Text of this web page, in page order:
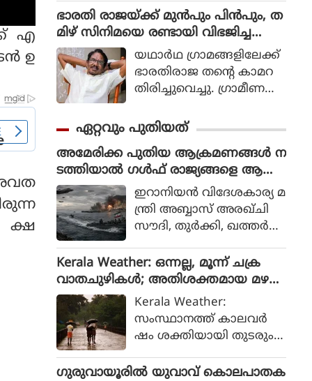
എ
ഉ
ക്ഷ
ലിയ സിനിമയിലെത്തുന്ന
ത്.
ഭാരതി രാജയ്ക്ക് മുൻപും പിൻപും, ത
മിഴ് സിനിമയെ രണ്ടായി വിഭജിച്ച
സംവിധായകൻ, ഭാരതി രാജ വിട പറ
യുമ്പോൾ
യഥാര്‍ഥ ഗ്രാമങ്ങളിലേക്ക്
ഭാരതിരാജ തന്റെ കാമറ
തിരിച്ചുവെച്ചു. ഗ്രാമീണ
യായ തലത്തില്‍ ആ
വിഷ്‌കരിച്ചുകൊണ്ടാണ്
ഭാരതിരാജ വിപ്ലവം
തീര്‍ത്തത്.
ഏറ്റവും പുതിയത്
അമേരിക്ക പുതിയ ആക്രമണങ്ങള്‍ ന
ടത്തിയാല്‍ ഗള്‍ഫ് രാജ്യങ്ങളെ ആക്ര
മിക്കും; ഭീഷണിയുമായി ഇറാന്‍
ഇറാനിയന്‍ വിദേശകാര്യ മ
ന്ത്രി അബ്ബാസ് അരഖ്ചി
സൗദി, തുര്‍ക്കി, ഖത്തര്‍
ന്ത്രിമാരുമായും
പാകിസ്ഥാന്‍ സൈനിക
മേധാവിയുമായും
സംസാരിച്ചതായി
റിപ്പോര്‍ട്ടുണ്ട്.
Kerala Weather: ഒന്നല്ല, മൂന്ന് ചക്ര
വാതചുഴികൾ; അതിശക്തമായ മഴ
യ്ക്ക് സാധ്യതKerala Weather:
സംസ്ഥാനത്ത് കാലവർ
ഷം ശക്തിയായി തുടരും.
ളാണ് ഇപ്പോഴത്തെ മഴ
ഗുരുവായൂരില്‍ യുവാവ് കൊലപാതക